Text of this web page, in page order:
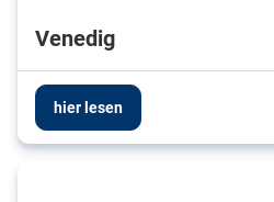
Venedig
hier lesen